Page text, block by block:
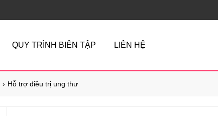
QUY TRÌNH BIÊN TẬP LIÊN HỆ
Hỗ trợ điều trị ung thư